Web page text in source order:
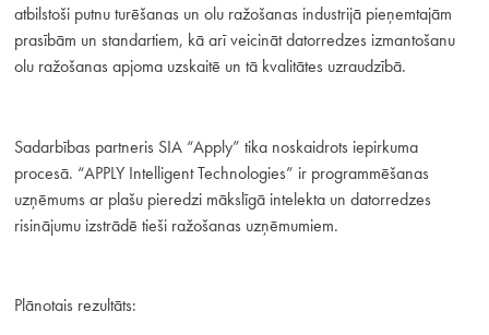
atbilstoši putnu turēšanas un olu ražošanas industrijā pieņemtajām
prasībām un standartiem, kā arī veicināt datorredzes izmantošanu
olu ražošanas apjoma uzskaitē un tā kvalitātes uzraudzībā.
Sadarbības partneris SIA “Apply” tika noskaidrots iepirkuma
procesā. “APPLY Intelligent Technologies” ir programmēšanas
uzņēmums ar plašu pieredzi mākslīgā intelekta un datorredzes
risinājumu izstrādē tieši ražošanas uzņēmumiem.
Plānotais rezultāts: